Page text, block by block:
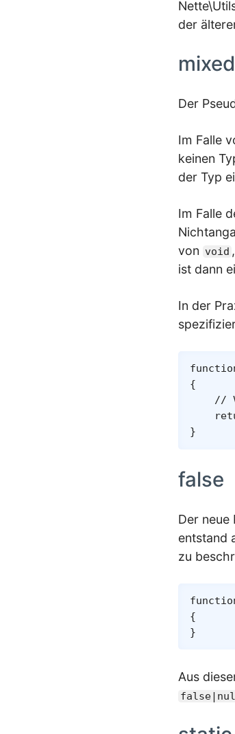
der
mixed
Der
Im Falle
keinen
der Typ
Im Falle
von void
ist dann
In der
{
//
}
false
Der neue
entstand
zu
{
}
Aus